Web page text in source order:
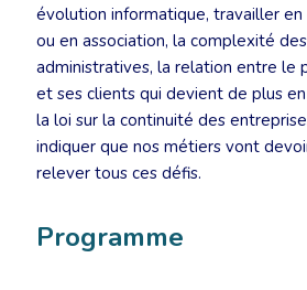
évolution informatique, travailler
ou en association, la complexité
administratives, la relation entre le
et ses clients qui devient de plus
la loi sur la continuité des
indiquer que nos métiers vont
relever tous ces défis.
Programme